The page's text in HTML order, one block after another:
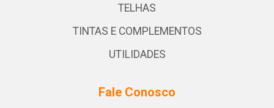
TELHAS
TINTAS E COMPLEMENTOS
UTILIDADES
Fale Conosco